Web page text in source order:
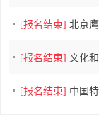
[报名结束] 北京
[报名结束] 文化
[报名结束] 中国